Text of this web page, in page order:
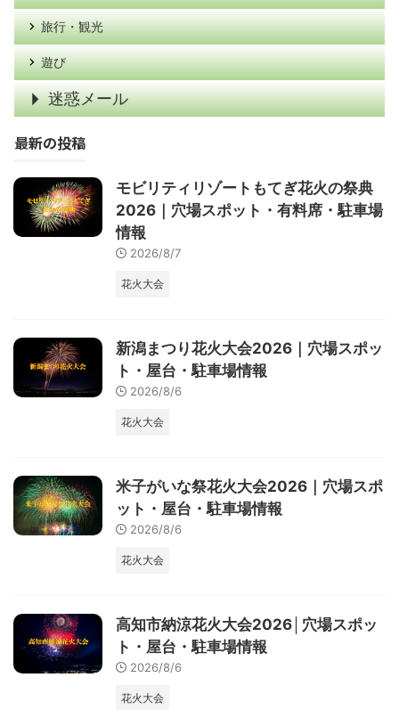
旅行・観光
遊び
迷惑メール
最新の投稿
モビリティリゾートもてぎ花火の祭典
2026｜穴場スポット・有料席・駐車場
情報
2026/8/7
花火大会
新潟まつり花火大会2026｜穴場スポッ
ト・屋台・駐車場情報
2026/8/6
花火大会
米子がいな祭花火大会2026｜穴場スポ
ット・屋台・駐車場情報
2026/8/6
花火大会
高知市納涼花火大会2026│穴場スポッ
ト・屋台・駐車場情報
2026/8/6
花火大会